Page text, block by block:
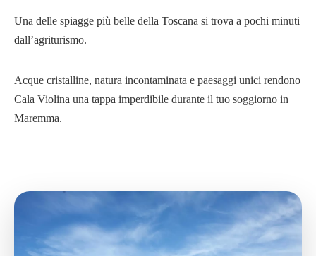
Una delle spiagge più belle della Toscana si trova a pochi minuti
dall’agriturismo.
Acque cristalline, natura incontaminata e paesaggi unici rendono
Cala Violina una tappa imperdibile durante il tuo soggiorno in
Maremma.